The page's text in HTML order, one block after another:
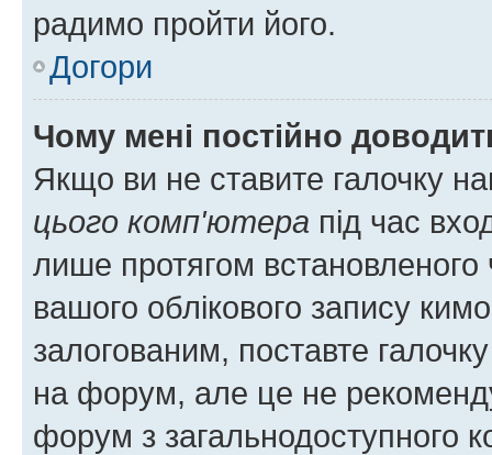
радимо пройти його.
Догори
Чому мені постійно
Якщо ви не ставите галочку
цього комп'ютера під час
лише протягом встановленого
вашого облікового запису
залогованим, поставте
на форум, але це не
форум з загальнодоступного